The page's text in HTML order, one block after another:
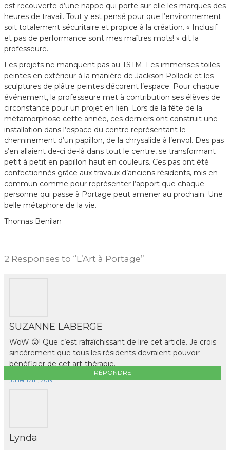
est recouverte d’une nappe qui porte sur elle les marques des
heures de travail. Tout y est pensé pour que l’environnement
soit totalement sécuritaire et propice à la création. « Inclusif
et pas de performance sont mes maîtres mots! » dit la
professeure.
Les projets ne manquent pas au TSTM. Les immenses toiles
peintes en extérieur à la manière de Jackson Pollock et les
sculptures de plâtre peintes décorent l’espace. Pour chaque
événement, la professeure met à contribution ses élèves de
circonstance pour un projet en lien. Lors de la fête de la
métamorphose cette année, ces derniers ont construit une
installation dans l’espace du centre représentant le
cheminement d’un papillon, de la chrysalide à l’envol. Des pas
s’en allaient de-ci de-là dans tout le centre, se transformant
petit à petit en papillon haut en couleurs. Ces pas ont été
confectionnés grâce aux travaux d’anciens résidents, mis en
commun comme pour représenter l’apport que chaque
personne qui passe à Portage peut amener au prochain. Une
belle métaphore de la vie.
Thomas Benilan
2 Responses to “L’Art à Portage”
SUZANNE LABERGE
WoW 😮! Que c’est rafraîchissant de lire cet article. Je crois
sincèrement que tous les résidents devraient pouvoir
bénéficier de cet art-thérapie.
juillet 17th, 2019
RÉPONDRE
Lynda